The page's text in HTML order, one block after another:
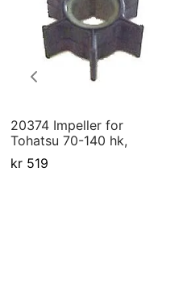
20374 Impeller for
Tohatsu 70-140 hk,
kr519